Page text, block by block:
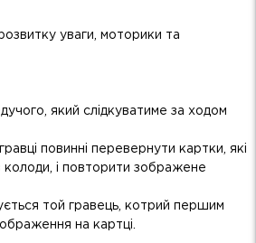
уваги, моторики та
який слідкуватиме за ходом
повинні перевернути картки, які
і повторити зображене
той гравець, котрий першим
на картці.